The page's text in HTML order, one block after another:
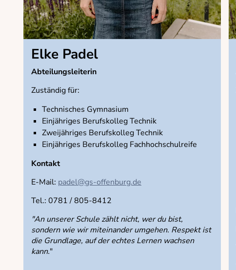
Elke Padel
Abteilungsleiterin
Zuständig für:
Technisches Gymnasium
Einjähriges Berufskolleg Technik
Zweijähriges Berufskolleg Technik
Einjähriges Berufskolleg Fachhochschulreife
Kontakt
E-Mail: padel@gs-offenburg.de
Tel.: 0781 / 805-8412
"An unserer Schule zählt nicht, wer du bist,
sondern wie wir miteinander umgehen. Respekt ist
die Grundlage, auf der echtes Lernen wachsen
kann."